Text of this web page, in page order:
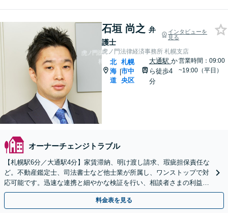
石垣 尚之 弁
護士
インタビューを
見る
虎ノ門法律経済事務所 札幌支店
北
海
道
|
札幌
市中
央区
大通駅 か
ら徒歩4
分
営業時間：09:00
~19:00（平日）
オーナーチェンジトラブル
【札幌駅6分／大通駅4分】家賃滞納、明け渡し請求、瑕疵担保責任な
ど。不動産鑑定士、司法書士など他士業が所属し、ワンストップで対
応可能です。迅速な連携と細やかな検証を行い、相談者さまの利益を
最大化できるよう全力を尽くします【初回相談無料】
料金表を見る